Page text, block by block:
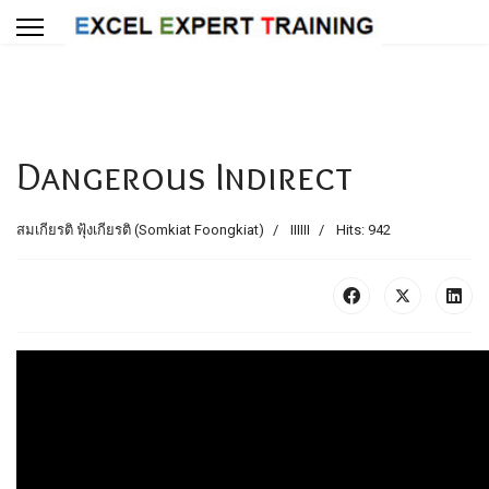
Dangerous Indirect
สมเกียรติ ฟุ้งเกียรติ (Somkiat Foongkiat) IIIIII Hits: 942